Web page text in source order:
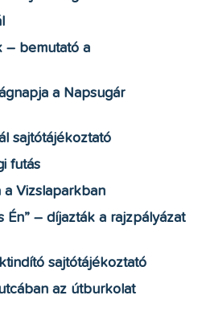
– bemutató a
a Napsugár
sajtótájékoztató
futás
a Vizslaparkban
Én” – díjazták a rajzpályázat
sajtótájékoztató
az útburkolat